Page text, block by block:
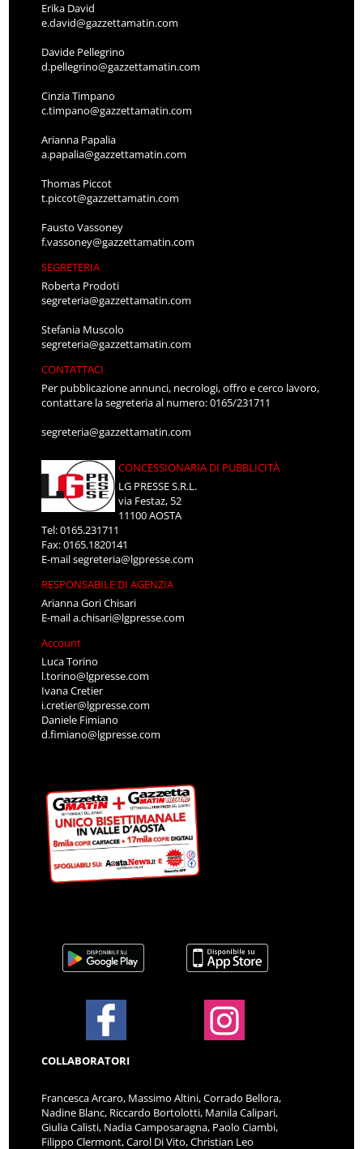
Erika David
e.david@gazzettamatin.com
Davide Pellegrino
d.pellegrino@gazzettamatin.com
Cinzia Timpano
c.timpano@gazzettamatin.com
Arianna Papalia
a.papalia@gazzettamatin.com
Thomas Piccot
t.piccot@gazzettamatin.com
Fausto Vassoney
f.vassoney@gazzettamatin.com
SEGRETERIA
Roberta Prodoti
segreteria@gazzettamatin.com
Stefania Muscolo
segreteria@gazzettamatin.com
CONTATTACI
Per pubblicazione annunci, necrologi, offro e cerco lavoro,
contattare la segreteria al numero: 0165/231711
segreteria@gazzettamatin.com
CONCESSIONARIA DI PUBBLICITÀ
LG PRESSE S.R.L.
via Festaz, 52
11100 AOSTA
Tel: 0165.231711
Fax: 0165.1820141
E-mailsegreteria@lgpresse.com
RESPONSABILE DI AGENZIA
Arianna Gori Chisari
E-maila.chisari@lgpresse.com
Account
Luca Torino
l.torino@lgpresse.com
Ivana Cretier
i.cretier@lgpresse.com
Daniele Fimiano
d.fimiano@lgpresse.com
COLLABORATORI
Francesca Arcaro, Massimo Altini, Corrado Bellora,
Nadine Blanc, Riccardo Bortolotti, Manila Calipari,
Giulia Calisti, Nadia Camposaragna, Paolo Ciambi,
Filippo Clermont, Carol Di Vito, Christian Leo